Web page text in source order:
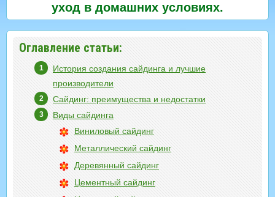
уход в домашних условиях.
Оглавление статьи:
История создания сайдинга и лучшие
производители
Сайдинг: преимущества и недостатки
Виды сайдинга
Виниловый сайдинг
Металлический сайдинг
Деревянный сайдинг
Цементный сайдинг